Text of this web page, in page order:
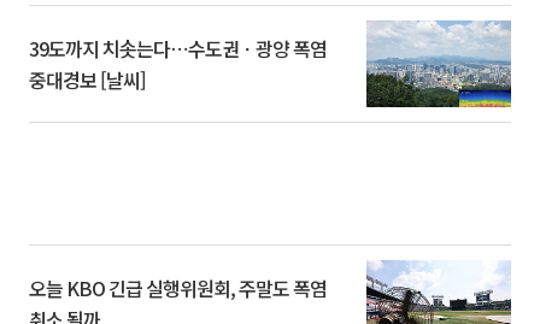
39도까지 치솟는다⋯수도권ㆍ광양 폭염
중대경보 [날씨]
오늘 KBO 긴급 실행위원회, 주말도 폭염